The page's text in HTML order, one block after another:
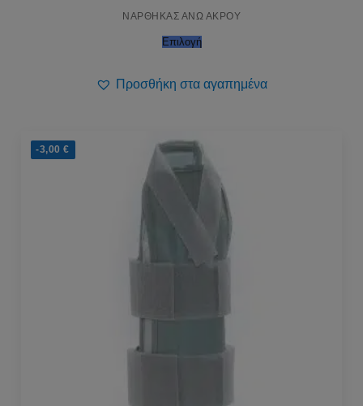
ΝΑΡΘΗΚΑΣ ΑΝΩ ΑΚΡΟΥ
Επιλογή
Προσθήκη στα αγαπημένα
-3,00€